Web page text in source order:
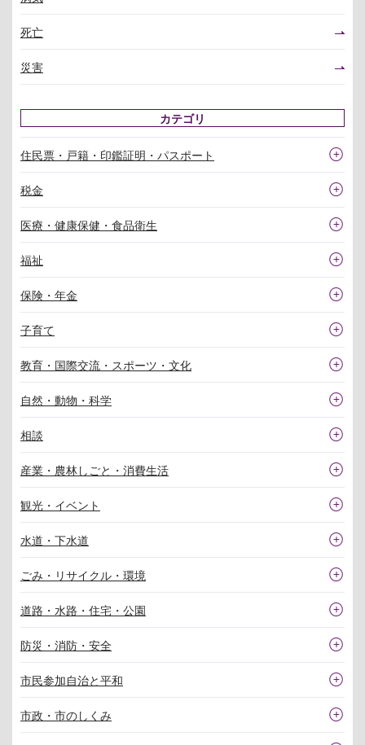
死亡
災害
カテゴリ
住民票・戸籍・印鑑証明・パスポート
税金
医療・健康保健・食品衛生
福祉
保険・年金
子育て
教育・国際交流・スポーツ・文化
自然・動物・科学
相談
産業・農林しごと・消費生活
観光・イベント
水道・下水道
ごみ・リサイクル・環境
道路・水路・住宅・公園
防災・消防・安全
市民参加自治と平和
市政・市のしくみ